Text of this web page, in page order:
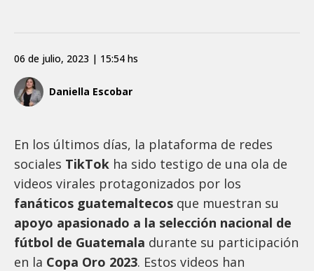
Daniella Escobar
06 de julio, 2023 | 15:54 hs
En los últimos días, la plataforma de redes
sociales TikTok ha sido testigo de una ola de
videos virales protagonizados por los
fanáticos guatemaltecos que muestran su
apoyo apasionado a la selección nacional de
fútbol de Guatemala durante su participación
en la Copa Oro 2023. Estos videos han